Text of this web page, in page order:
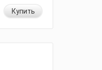
Купить